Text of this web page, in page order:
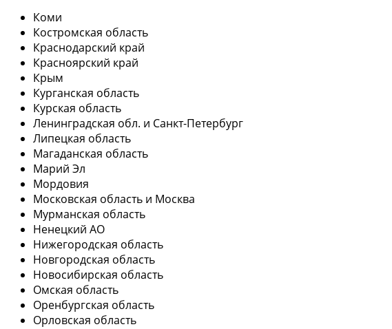
Коми
Костромская область
Краснодарский край
Красноярский край
Крым
Курганская область
Курская область
Ленинградская обл. и Санкт-Петербург
Липецкая область
Магаданская область
Марий Эл
Мордовия
Московская область и Москва
Мурманская область
Ненецкий АО
Нижегородская область
Новгородская область
Новосибирская область
Омская область
Оренбургская область
Орловская область